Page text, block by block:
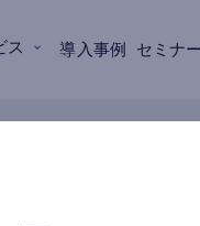
ス 導入事例 セミナー